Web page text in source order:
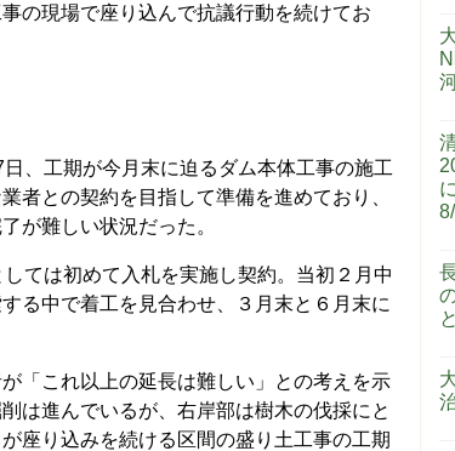
の現場で座り込んで抗議行動を続けてお
、工期が今月末に迫るダム本体工事の施工
者との契約を目指して準備を進めており、
が難しい状況だった。
ては初めて入札を実施し契約。当初２月中
る中で着工を見合わせ、３月末と６月末に
「これ以上の延長は難しい」との考えを示
は進んでいるが、右岸部は樹木の伐採にと
座り込みを続ける区間の盛り土工事の工期